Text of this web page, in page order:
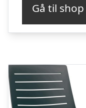
Gå til shop